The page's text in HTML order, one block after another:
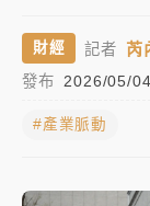
父親節泡湯了
雨熱區曝
女律師陳昱瑄
旅局回應了
財經 記者 芮
發布 2026/05/
#產業脈動